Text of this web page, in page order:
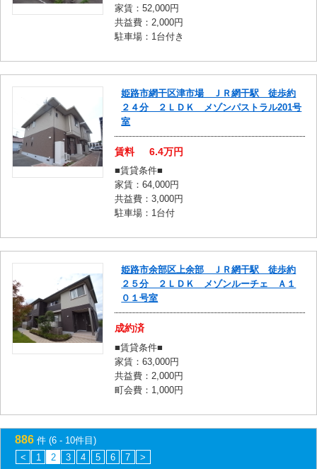
家賃：52,000円
共益費：2,000円
駐車場：1台付き
姫路市網干区津市場 ＪＲ網干駅 徒歩約
２４分 ２ＬＤＫ メゾンパストラル201号
室
賃料 6.4万円
■賃貸条件■
家賃：64,000円
共益費：3,000円
駐車場：1台付
姫路市余部区上余部 ＪＲ網干駅 徒歩約
２５分 ２ＬＤＫ メゾンルーチェ Ａ１
０１号室
成約済
■賃貸条件■
家賃：63,000円
共益費：2,000円
町会費：1,000円
886 件 (6 - 10件目)
<
1 2 3 4 5 6 7 >